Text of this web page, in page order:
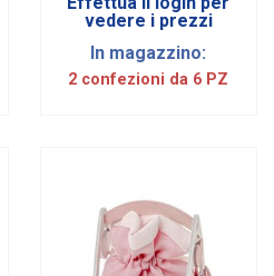
in Legno (6 PZ)
vedere i prezzi
In magazzino:
2 confezioni da 6 PZ